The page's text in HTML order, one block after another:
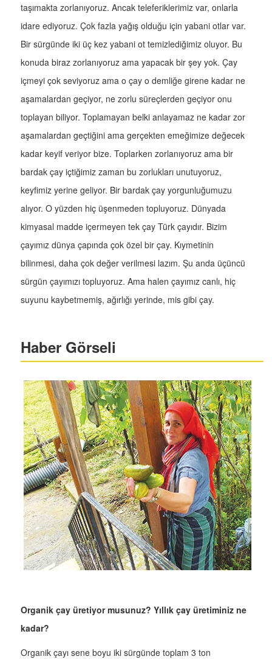
taşımakta zorlanıyoruz. Ancak teleferiklerimiz var, onlarla
idare ediyoruz. Çok fazla yağış olduğu için yabani otlar var.
Bir sürgünde iki üç kez yabani ot temizlediğimiz oluyor. Bu
konuda biraz zorlanıyoruz ama yapacak bir şey yok. Çay
içmeyi çok seviyoruz ama o çay o demliğe girene kadar ne
aşamalardan geçiyor, ne zorlu süreçlerden geçiyor onu
toplayan biliyor. Toplamayan belki anlayamaz ne kadar zor
aşamalardan geçtiğini ama gerçekten emeğimize değecek
kadar keyif veriyor bize. Toplarken zorlanıyoruz ama bir
bardak çay içtiğimiz zaman bu zorlukları unutuyoruz,
keyfimiz yerine geliyor. Bir bardak çay yorgunluğumuzu
alıyor. O yüzden hiç üşenmeden topluyoruz. Dünyada
kimyasal madde içermeyen tek çay Türk çayıdır. Bizim
çayımız dünya çapında çok özel bir çay. Kıymetinin
bilinmesi, daha çok değer verilmesi lazım. Şu anda üçüncü
sürgün çayımızı topluyoruz. Ama halen çayımız canlı, hiç
suyunu kaybetmemiş, ağırlığı yerinde, mis gibi çay.
Haber Görseli
Organik çay üretiyor musunuz? Yıllık çay üretiminiz ne
kadar?
Organik çayı sene boyu iki sürgünde toplam 3 ton